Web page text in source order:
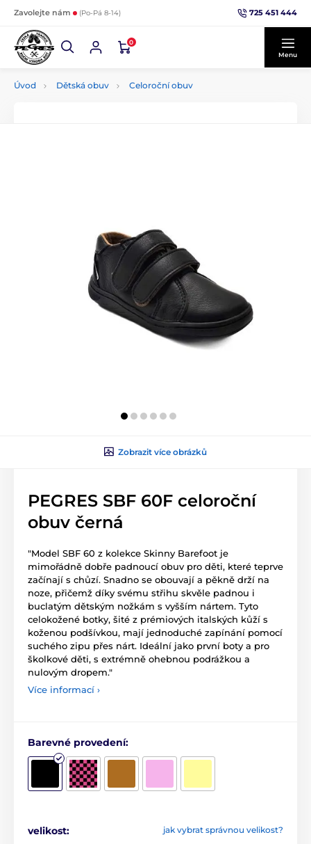
Zavolejte nám (Po-Pá 8-14) 725 451 444
0
Menu
Úvod Dětská obuv Celoroční obuv
Zobrazit více obrázků
PEGRES SBF 60F celoroční
obuv černá
"Model SBF 60 z kolekce Skinny Barefoot je
mimořádně dobře padnoucí obuv pro děti, které teprve
začínají s chůzí. Snadno se obouvají a pěkně drží na
noze, přičemž díky svému střihu skvěle padnou i
buclatým dětským nožkám s vyšším nártem. Tyto
celokožené botky, šité z prémiových italských kůží s
koženou podšívkou, mají jednoduché zapínání pomocí
suchého zipu přes nárt. Ideální jako první boty a pro
školkové děti, s extrémně ohebnou podrážkou a
nulovým dropem."
Více informací ›
Barevné provedení:
jak vybrat správnou velikost?
velikost: